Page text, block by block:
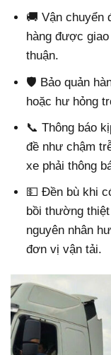
🚚 Vận chuyển
hàng được
thuận.
🛡 Bảo quản
hoặc hư hỏng
📞 Thông báo
đề như chậm
xe phải thông
💵 Đền bù khi
bồi thường
nguyên nhân
đơn vị vận tải.